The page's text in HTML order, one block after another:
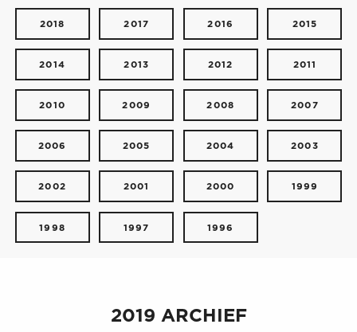
2018 2017 2016 2015
2014 2013 2012 2011
2010 2009 2008 2007
2006 2005 2004 2003
2002 2001 2000 1999
1998 1997 1996
2019 ARCHIEF